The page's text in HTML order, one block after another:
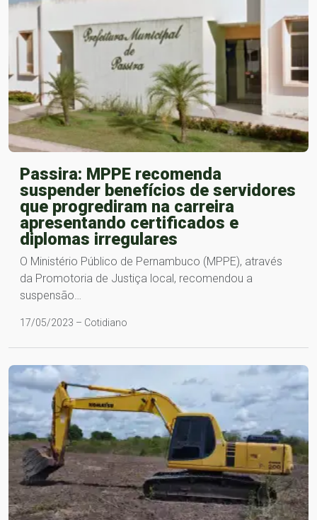
Passira: MPPE recomenda
suspender benefícios de servidores
que progrediram na carreira
apresentando certificados e
diplomas irregulares
O Ministério Público de Pernambuco (MPPE), através
da Promotoria de Justiça local, recomendou a
suspensão…
17/05/2023 – Cotidiano